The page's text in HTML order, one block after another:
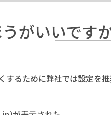
がいいですか
るために弊社では設定を推